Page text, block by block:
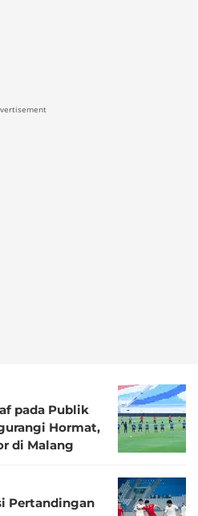
pada Publik
Hormat,
di Malang
Pertandingan